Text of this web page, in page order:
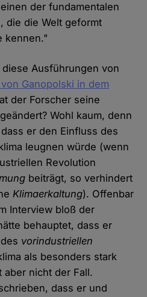
der fundamentalen
die die Welt geformt
kennen."
Ausführungen von
Ganopolski in dem
der Forscher seine
Wohl kaum, denn
er den Einfluss des
leugnen würde (wenn
Revolution
beiträgt, so verhindert
Klimaerkaltung). Offenbar
Interview bloß der
behauptet, dass er
vorindustriellen
als besonders stark
aber nicht der Fall.
dass er und